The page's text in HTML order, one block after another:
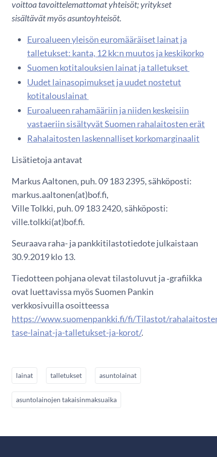
voittoa tavoittelemattomat yhteisöt; yritykset
sisältävät myös asuntoyhteisöt.
Euroalueen yleisön euromääräiset lainat ja
talletukset: kanta, 12 kk:n muutos ja keskikorko
Suomen kotitalouksien lainat ja talletukset
Uudet lainasopimukset ja uudet nostetut
kotitalouslainat
Euroalueen rahamääriin ja niiden keskeisiin
vastaeriin sisältyvät Suomen rahalaitosten erät
Rahalaitosten laskennalliset korkomarginaalit
Lisätietoja antavat
Markus Aaltonen, puh. 09 183 2395, sähköposti:
markus.aaltonen(at)bof.fi,
Ville Tolkki, puh. 09 183 2420, sähköposti:
ville.tolkki(at)bof.fi.
Seuraava raha- ja pankkitilastotiedote julkaistaan
30.9.2019 klo 13.
Tiedotteen pohjana olevat tilastoluvut ja ‑grafiikka
ovat luettavissa myös Suomen Pankin
verkkosivuilla osoitteessa
https://www.suomenpankki.fi/fi/Tilastot/
tase-lainat-ja-talletukset-ja-korot/.
lainat talletukset asuntolainat
asuntolainojen takaisinmaksuaika